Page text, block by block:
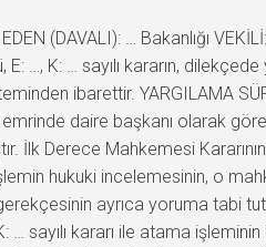
(DAVALI): … Bakanlığı
K: … sayılı kararın, dilekçede
ibarettir. YARGILAMA
daire başkanı olarak
İlk Derece Mahkemesi
hukuki incelemesinin, o
ayrıca yoruma tabi
… sayılı kararı ile atama